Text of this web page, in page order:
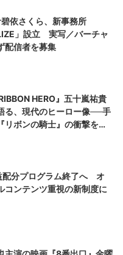
依さくら、新事務所
」設立 実写／バーチャ
配信者を募集
HERO』五十嵐祐貴
る、現代のヒーロー像──手
リボンの騎士』の衝撃を再
配分プログラム終了へ オ
コンテンツ重視の新制度に